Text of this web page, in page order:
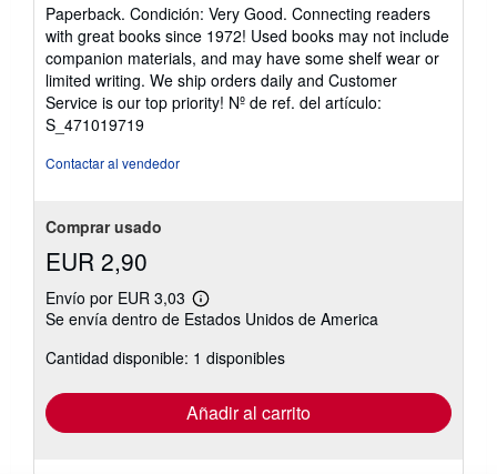
vendedor:
5
de
5
estrellas
Paperback. Condición: Very Good. Connecting readers
with great books since 1972! Used books may not include
companion materials, and may have some shelf wear or
limited writing. We ship orders daily and Customer
Service is our top priority! Nº de ref. del artículo:
S_471019719
Contactar al vendedor
Comprar usado
EUR 2,90
Envío por EUR 3,03
Más
información
las
tarifas
envío
Se envía dentro de Estados Unidos de America
Cantidad disponible: 1 disponibles
Añadir al carrito